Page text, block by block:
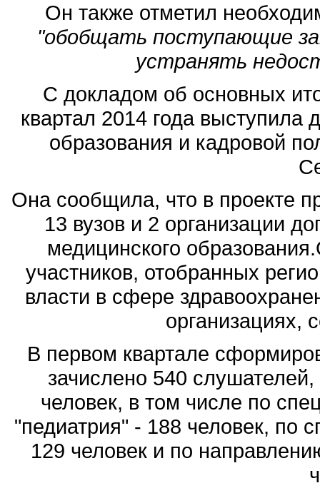
Он также отметил
"обобщать поступающие
устранять
С докладом об основных
квартал 2014 года выступила
образования и кадровой
Она сообщила, что в проекте
13 вузов и 2 организации
медицинского
участников, отобранных
власти в сфере
организациях,
В первом квартале
зачислено 540
человек, в том числе по
"педиатрия" - 188 человек, по
129 человек и по